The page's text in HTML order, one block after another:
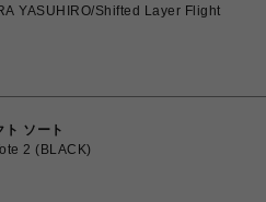
YASUHIRO/Shifted Layer Flight
ト ソート
2 (BLACK)